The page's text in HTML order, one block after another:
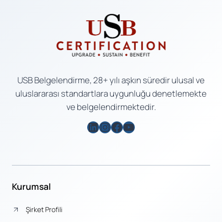
USB Belgelendirme, 28+ yılı aşkın süredir ulusal ve
uluslararası standartlara uygunluğu denetlemekte
ve belgelendirmektedir.
LinkedIn
Instagram
Facebook
YouTube
Kurumsal
Şirket Profili